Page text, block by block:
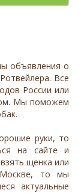
объявления о
Все
России или
Мы поможем
руки, то
на сайте и
щенка или
то мы
актуальные